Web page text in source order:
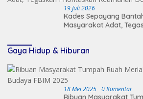
19 Juli 2026
Kades Sepayang
Masyarakat Adat,
Gaya Hidup & Hiburan
18 Mei 2025 0 Komentar
Ribuan Masyarakat